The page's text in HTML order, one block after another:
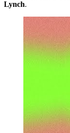
Lynch.